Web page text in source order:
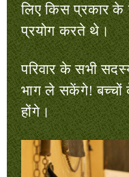
लिए किस प्रकार के
प्रयोग करते थे।
परिवार के सभी
भाग ले सकेंगे! बच्चों
होंगे।